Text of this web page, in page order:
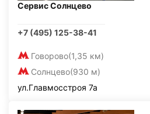
Сервис Солнцево
+7 (495) 125-38-41
Говорово(1,35 км)
Солнцево(930 м)
ул.Главмосстроя 7а